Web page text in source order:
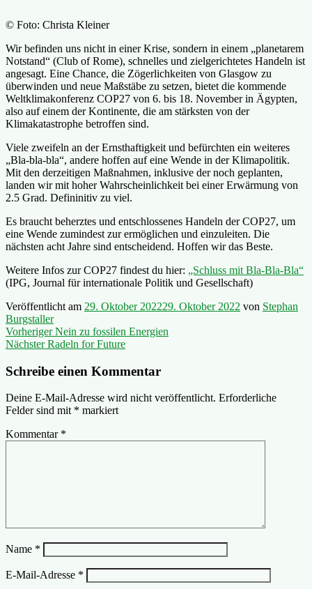
© Foto: Christa Kleiner
Wir befinden uns nicht in einer Krise, sondern in einem „planetarem
Notstand“ (Club of Rome), schnelles und zielgerichtetes Handeln ist
angesagt. Eine Chance, die Zögerlichkeiten von Glasgow zu
überwinden und neue Maßstäbe zu setzen, bietet die kommende
Weltklimakonferenz COP27 von 6. bis 18. November in Ägypten,
also auf einem der Kontinente, die am stärksten von der
Klimakatastrophe betroffen sind.
Viele zweifeln an der Ernsthaftigkeit und befürchten ein weiteres
„Bla-bla-bla“, andere hoffen auf eine Wende in der Klimapolitik.
Mit den derzeitigen Maßnahmen, inklusive der noch geplanten,
landen wir mit hoher Wahrscheinlichkeit bei einer Erwärmung von
2.5 Grad. Defininitiv zu viel.
Es braucht beherztes und entschlossenes Handeln der COP27, um
eine Wende zumindest zur ermöglichen und einzuleiten. Die
nächsten acht Jahre sind entscheidend. Hoffen wir das Beste.
Weitere Infos zur COP27 findest du hier: „Schluss mit Bla-Bla-Bla“
(IPG, Journal für internationale Politik und Gesellschaft)
Veröffentlicht am 29. Oktober 202229. Oktober 2022 von Stephan
Burgstaller
Beitragsnavigation
Vorheriger Vorheriger
Beitrag:
Nein zu fossilen Energien
Nächster Nächster
Radeln for Future
Schreibe einen Kommentar
Deine E-Mail-Adresse wird nicht veröffentlicht. Erforderliche
Felder sind mit * markiert
Kommentar *
Name *
E-Mail-Adresse *